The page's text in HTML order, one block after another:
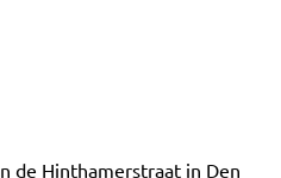
de Hinthamerstraat in Den